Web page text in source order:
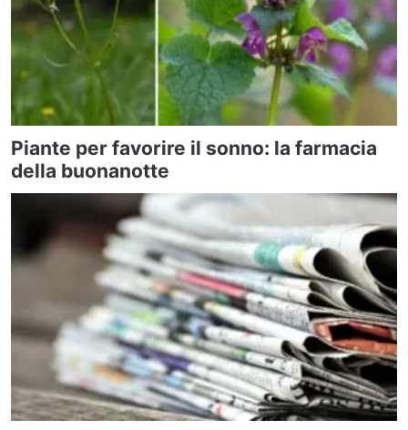
Piante per favorire il sonno: la farmacia
della buonanotte